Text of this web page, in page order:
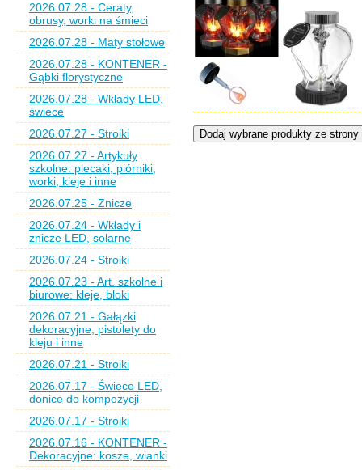
2026.07.28 - Ceraty,
obrusy, worki na śmieci
2026.07.28 - Maty stołowe
2026.07.28 - KONTENER -
Gąbki florystyczne
2026.07.28 - Wkłady LED,
świece
2026.07.27 - Stroiki
2026.07.27 - Artykuły
szkolne: plecaki, piórniki,
worki, kleje i inne
2026.07.25 - Znicze
2026.07.24 - Wkłady i
znicze LED, solarne
2026.07.24 - Stroiki
2026.07.23 - Art. szkolne i
biurowe: kleje, bloki
2026.07.21 - Gałązki
dekoracyjne, pistolety do
kleju i inne
2026.07.21 - Stroiki
2026.07.17 - Świece LED,
donice do kompozycji
2026.07.17 - Stroiki
2026.07.16 - KONTENER -
Dekoracyjne: kosze, wianki